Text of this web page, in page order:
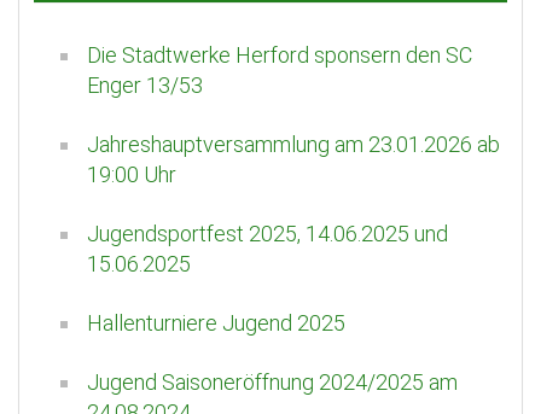
Die Stadtwerke Herford sponsern den SC
Enger 13/53
Jahreshauptversammlung am 23.01.2026 ab
19:00 Uhr
Jugendsportfest 2025, 14.06.2025 und
15.06.2025
Hallenturniere Jugend 2025
Jugend Saisoneröffnung 2024/2025 am